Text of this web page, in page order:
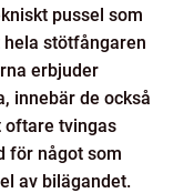
pussel som
stötfångaren
erbjuder
innebär de också
oftare tvingas
för något som
av bilägandet.